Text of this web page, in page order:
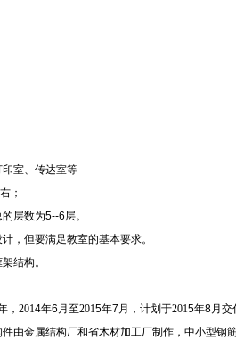
室、传达室等
；
层数为5--6层。
，但要满足教室的基本要求。
结构。
， 2014年6月至2015年7月，计划于2015年8月交
由金属结构厂和省木材加工厂制作，中小型